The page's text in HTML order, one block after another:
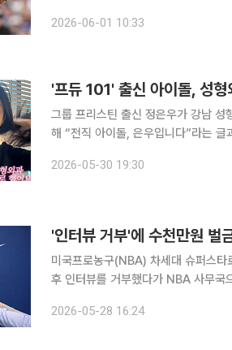
지 야구팬들과 통계 전문가들의 반발
2026-06-01 10:33
'프듀 101' 출신 아이돌, 성
그룹 프리스틴 출신 정은우가 강남 성형외과 실장이 됐다. 30일
해 “전직 아이돌, 은우입니다”라는 글
재결합하는 친구들을 보니 더 아쉬운
2026-05-30 19:30
'인터뷰 거부'에 수천만원
미국프로농구(NBA) 차세대 슈퍼스
후 인터뷰를 거부했다가 NBA 사무국
런스 결승 5차전 종료 후 취재진 질문
2026-05-28 16:24